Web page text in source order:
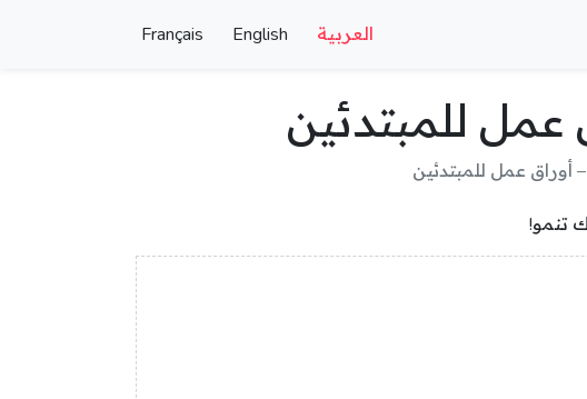
العربية English
Français
عمل للمبتدئين
أوراق عمل للمبتدئين
تنمو!